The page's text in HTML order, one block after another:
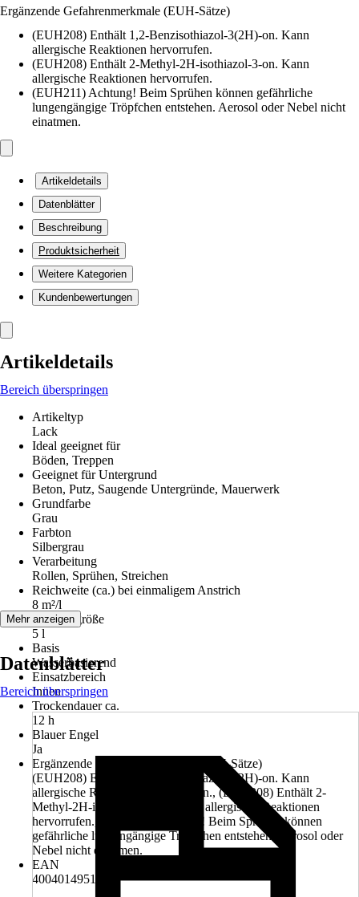
Ergänzende Gefahrenmerkmale (EUH-Sätze)
(EUH208) Enthält 1,2-Benzisothiazol-3(2H)-on. Kann
allergische Reaktionen hervorrufen.
(EUH208) Enthält 2-Methyl-2H-isothiazol-3-on. Kann
allergische Reaktionen hervorrufen.
(EUH211) Achtung! Beim Sprühen können gefährliche
lungengängige Tröpfchen entstehen. Aerosol oder Nebel nicht
einatmen.
Artikeldetails
Datenblätter
Beschreibung
Produktsicherheit
Weitere Kategorien
Kundenbewertungen
Artikeldetails
Bereich überspringen
Artikeltyp
Lack
Ideal geeignet für
Böden, Treppen
Geeignet für Untergrund
Beton, Putz, Saugende Untergründe, Mauerwerk
Grundfarbe
Grau
Farbton
Silbergrau
Verarbeitung
Rollen, Sprühen, Streichen
Reichweite (ca.) bei einmaligem Anstrich
8 m²/l
Gebindegröße
5 l
Basis
Wasserbasierend
Einsatzbereich
Innen
Trockendauer ca.
12 h
Blauer Engel
Ja
Ergänzende Gefahrenmerkmale (EUH-Sätze)
(EUH208) Enthält 1,2-Benzisothiazol-3(2H)-on. Kann
allergische Reaktionen hervorrufen., (EUH208) Enthält 2-
Methyl-2H-isothiazol-3-on. Kann allergische Reaktionen
hervorrufen., (EUH211) Achtung! Beim Sprühen können
gefährliche lungengängige Tröpfchen entstehen. Aerosol oder
Nebel nicht einatmen.
EAN
4004014951958
Mehr anzeigen
Datenblätter
Bereich überspringen